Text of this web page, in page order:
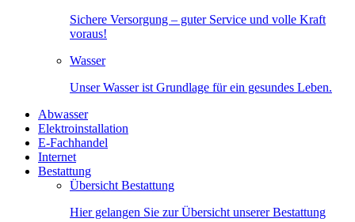
Sichere Versorgung – guter Service und volle Kraft
voraus!
Wasser
Unser Wasser ist Grundlage für ein gesundes Leben.
Abwasser
Elektroinstallation
E-Fachhandel
Internet
Bestattung
Übersicht Bestattung
Hier gelangen Sie zur Übersicht unserer Bestattung